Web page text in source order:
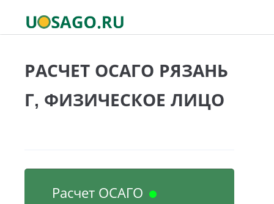
РАСЧЕТ ОСАГО РЯЗАНЬ
Г, ФИЗИЧЕСКОЕ ЛИЦО
Расчет ОСАГО